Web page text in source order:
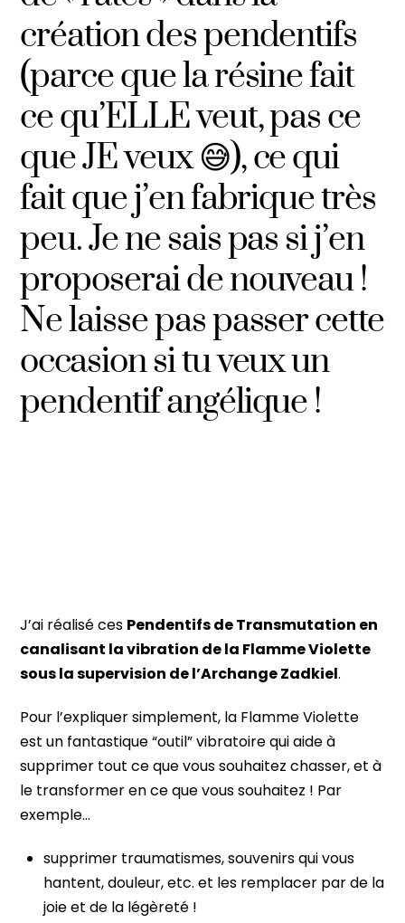
création des pendentifs
(parce que la résine fait
ce qu’ELLE veut, pas ce
que JE veux 😅), ce qui
fait que j’en fabrique très
peu. Je ne sais pas si j’en
proposerai de nouveau !
Ne laisse pas passer cette
occasion si tu veux un
pendentif angélique !
J’ai réalisé ces Pendentifs de Transmutation en
canalisant la vibration de la Flamme Violette
sous la supervision de l’Archange Zadkiel.
Pour l’expliquer simplement, la Flamme Violette
est un fantastique “outil” vibratoire qui aide à
supprimer tout ce que vous souhaitez chasser, et à
le transformer en ce que vous souhaitez ! Par
exemple…
supprimer traumatismes, souvenirs qui vous
hantent, douleur, etc. et les remplacer par de la
joie et de la légèreté !